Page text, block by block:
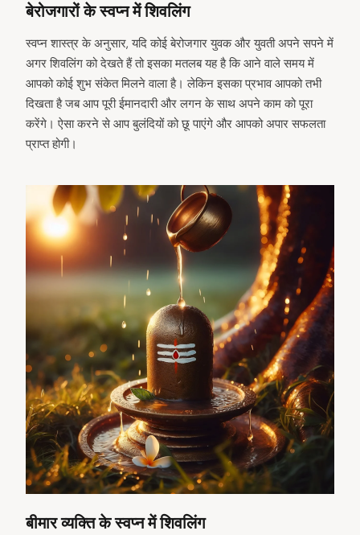
बेरोजगारों के स्वप्न में शिवलिंग
स्वप्न शास्त्र के अनुसार, यदि कोई बेरोजगार युवक और युवती अपने सपने में
अगर शिवलिंग को देखते हैं तो इसका मतलब यह है कि आने वाले समय में
आपको कोई शुभ संकेत मिलने वाला है। लेकिन इसका प्रभाव आपको तभी
दिखता है जब आप पूरी ईमानदारी और लगन के साथ अपने काम को पूरा
करेंगे। ऐसा करने से आप बुलंदियों को छू पाएंगे और आपको अपार सफलता
प्राप्त होगी।
बीमार व्यक्ति के स्वप्न में शिवलिंग